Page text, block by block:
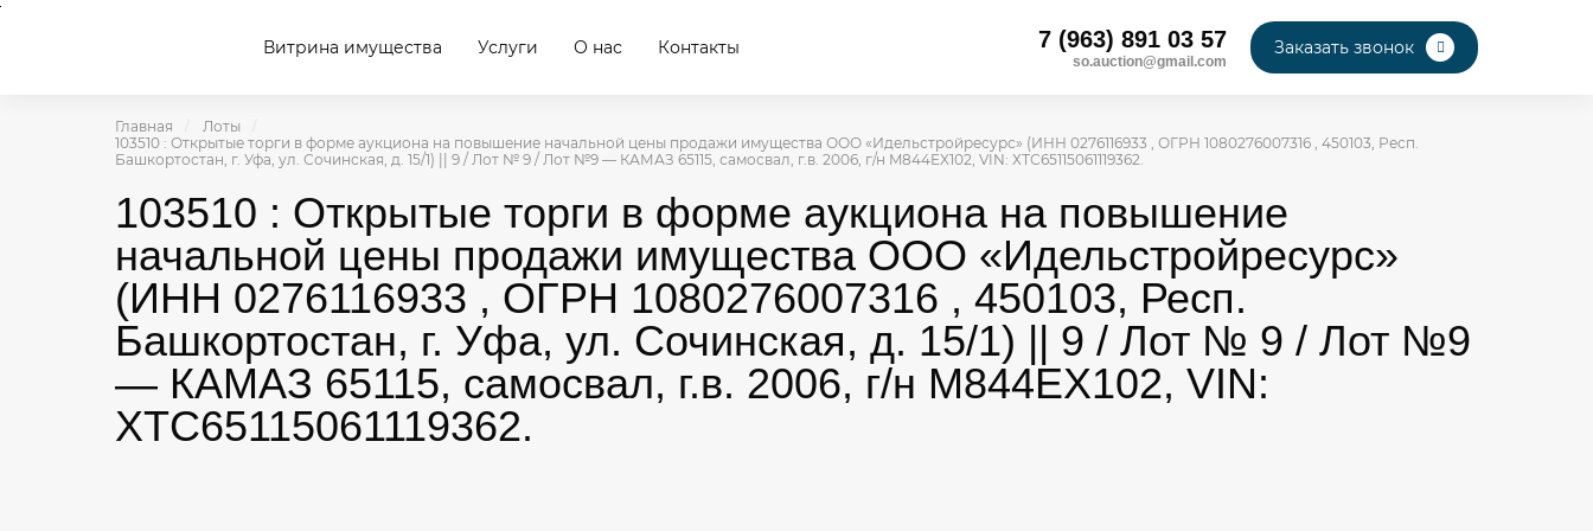
Витрина имущества Услуги О нас Контакты 7 (963) 891 03 57
so.auction@gmail.com
Заказать звонок
Главная
Лоты
103510 : Открытые торги в форме аукциона на повышение начальной цены продажи имущества ООО «Идельстройресурс» (ИНН 0276116933 , ОГРН 1080276007316 , 450103, Респ.
Башкортостан, г. Уфа, ул. Сочинская, д. 15/1) || 9 / Лот № 9 / Лот №9 — КАМАЗ 65115, самосвал, г.в. 2006, г/н M844EX102, VIN: ХТС65115061119362.
103510 : Открытые торги в форме аукциона на повышение
начальной цены продажи имущества ООО «Идельстройресурс»
(ИНН 0276116933 , ОГРН 1080276007316 , 450103, Респ.
Башкортостан, г. Уфа, ул. Сочинская, д. 15/1) || 9 / Лот № 9 / Лот №9
— КАМАЗ 65115, самосвал, г.в. 2006, г/н M844EX102, VIN:
ХТС65115061119362.